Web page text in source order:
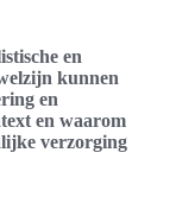
en
kunnen
en
en waarom
verzorging